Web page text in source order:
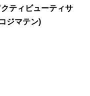
クティビューティサ
ジマテン)